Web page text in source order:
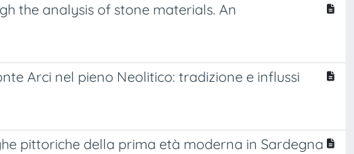
the analysis of stone materials. An
Arci nel pieno Neolitico: tradizione e influssi
pittoriche della prima età moderna in Sardegna